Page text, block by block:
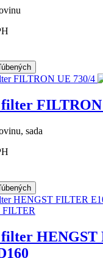
FILTRON
sada
HENGST